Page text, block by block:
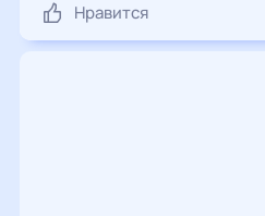
Нравится